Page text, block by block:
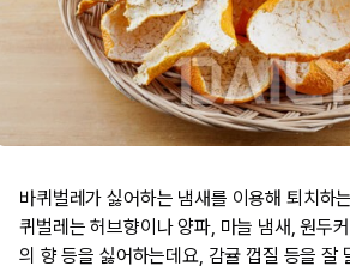
바퀴벌레가 싫어하는 냄새를 이용해 퇴치하
퀴벌레는 허브향이나 양파, 마늘 냄새, 원두
의 향 등을 싫어하는데요, 감귤 껍질 등을 잘